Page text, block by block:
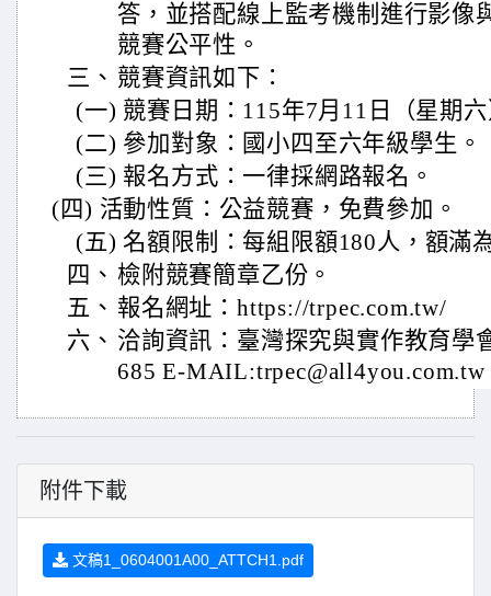
答，並搭配線上監考機制進行影像
競賽公平性。
三、 競賽資訊如下：
(一) 競賽日期：115年7月11日（星期
(二) 參加對象：國小四至六年級學生。
(三) 報名方式：一律採網路報名。
(四) 活動性質：公益競賽，免費參加。
(五) 名額限制：每組限額180人，額滿
四、 檢附競賽簡章乙份。
五、 報名網址：https://trpec.com.tw/
六、 洽詢資訊：臺灣探究與實作教育學
685 E-MAIL:trpec@all4you.com.tw
附件下載
文稿1_0604001A00_ATTCH1.pdf